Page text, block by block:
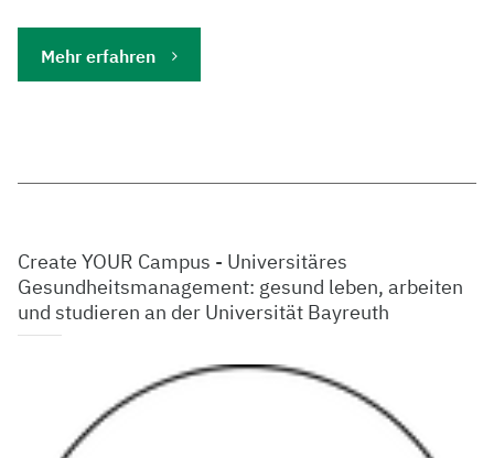
Mehr erfahren
Create YOUR Campus - Universitäres
Gesundheitsmanagement: gesund leben, arbeiten
und studieren an der Universität Bayreuth